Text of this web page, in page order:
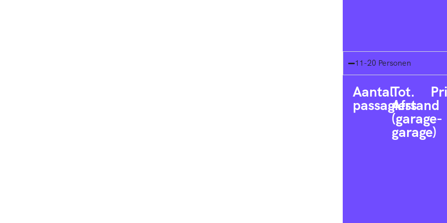
11-20 Personen
Aantal
passagiers
Tot.
Afstand
(garage-
garage)